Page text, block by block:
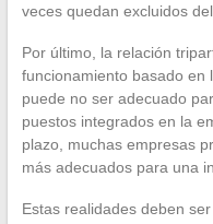
veces quedan excluidos
Por último, la relación
funcionamiento basado en
puede no ser adecuado
puestos integrados en la
plazo, muchas empresas
más adecuados para una
Estas realidades deben